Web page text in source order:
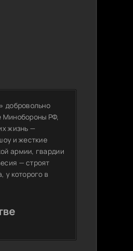
добровольно
Минобороны РФ,
жизнь —
и жесткие
армии, гвардии
— строят
у которого в